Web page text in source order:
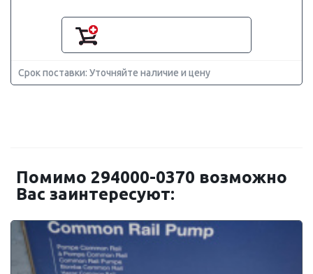
Срок поставки: Уточняйте наличие и цену
Помимо 294000-0370 возможно
Вас заинтересуют: